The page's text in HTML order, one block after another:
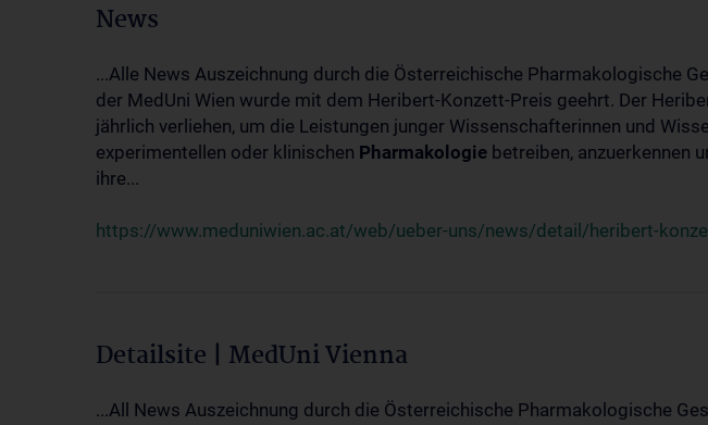
News
...Alle News Auszeichnung durch die Österreichische Pharmakologische
der MedUni Wien wurde mit dem Heribert-Konzett-Preis geehrt. Der
jährlich verliehen, um die Leistungen junger Wissenschafterinnen und
experimentellen oder klinischen Pharmakologie betreiben, anzuerkennen
ihre...
https://www.meduniwien.ac.at/web/ueber-uns/news/detail/heribert-
Detailsite | MedUni Vienna
...All News Auszeichnung durch die Österreichische Pharmakologische